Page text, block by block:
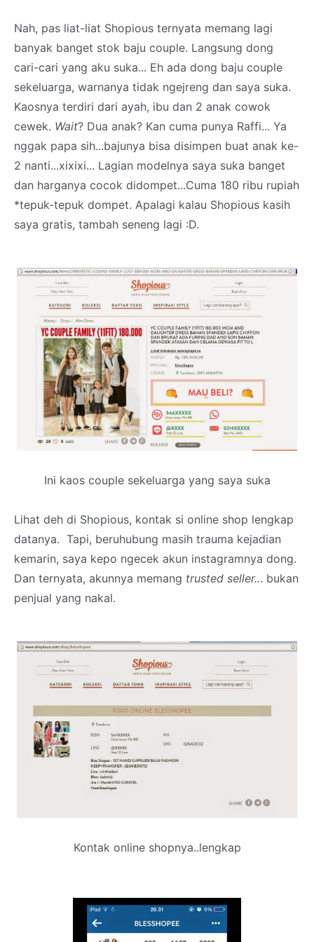
Nah, pas liat-liat Shopious ternyata memang lagi
banyak banget stok baju couple. Langsung dong
cari-cari yang aku suka... Eh ada dong baju couple
sekeluarga, warnanya tidak ngejreng dan saya suka.
Kaosnya terdiri dari ayah, ibu dan 2 anak cowok
cewek. Wait? Dua anak? Kan cuma punya Raffi... Ya
nggak papa sih...bajunya bisa disimpen buat anak ke-
2 nanti...xixixi... Lagian modelnya saya suka banget
dan harganya cocok didompet...Cuma 180 ribu rupiah
*tepuk-tepuk dompet. Apalagi kalau Shopious kasih
saya gratis, tambah seneng lagi :D.
Ini kaos couple sekeluarga yang saya suka
Lihat deh di Shopious, kontak si online shop lengkap
datanya. Tapi, beruhubung masih trauma kejadian
kemarin, saya kepo ngecek akun instagramnya dong.
Dan ternyata, akunnya memang trusted seller... bukan
penjual yang nakal.
Kontak online shopnya..lengkap